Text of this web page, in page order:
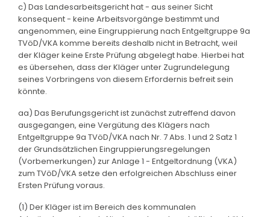
c) Das Landesarbeitsgericht hat - aus seiner Sicht
konsequent - keine Arbeitsvorgänge bestimmt und
angenommen, eine Eingruppierung nach Entgeltgruppe 9a
TVöD/VKA komme bereits deshalb nicht in Betracht, weil
der Kläger keine Erste Prüfung abgelegt habe. Hierbei hat
es übersehen, dass der Kläger unter Zugrundelegung
seines Vorbringens von diesem Erfordernis befreit sein
könnte.
aa) Das Berufungsgericht ist zunächst zutreffend davon
ausgegangen, eine Vergütung des Klägers nach
Entgeltgruppe 9a TVöD/VKA nach Nr. 7 Abs. 1 und 2 Satz 1
der Grundsätzlichen Eingruppierungsregelungen
(Vorbemerkungen) zur Anlage 1 - Entgeltordnung (VKA)
zum TVöD/VKA setze den erfolgreichen Abschluss einer
Ersten Prüfung voraus.
(1) Der Kläger ist im Bereich des kommunalen